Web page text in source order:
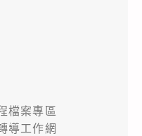
檔案專區
導工作網